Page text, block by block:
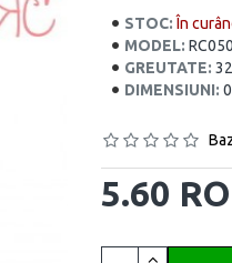
STOC: În
MODEL:
GREUTATE:
DIMENSIUNI:
5.60